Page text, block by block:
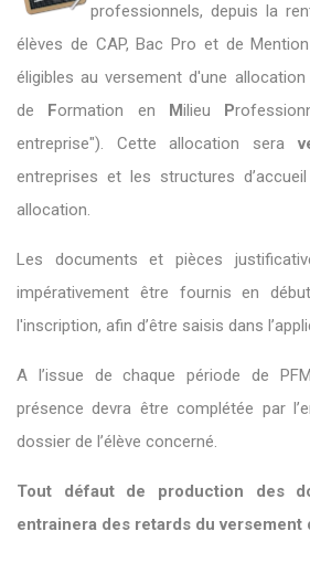
professionnels, depuis la
élèves de CAP, Bac Pro et de
éligibles au versement d'une allocation
de Formation en Milieu P
entreprise"). Cette allocation sera
entreprises et les structures
allocation.
Les documents et pièces
impérativement être fournis en
l'inscription, afin d’être saisis dans
A l’issue de chaque période de
présence devra être complétée par
dossier de l’élève concerné.
Tout défaut de production des
entrainera des retards du versement